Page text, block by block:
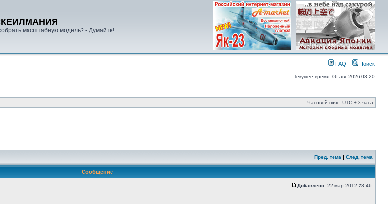
масштабную модель? - Думайте!
FAQ Поиск
Текущее время: 06 авг 2026 03:20
Часовой пояс: UTC + 3 часа
Пред. тема | След. тема
Сообщение
Добавлено: 22 мар 2012 23:46